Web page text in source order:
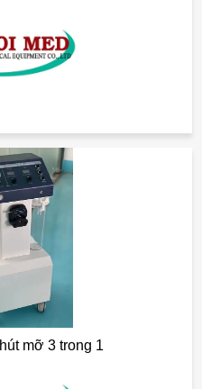
mỡ 3 trong 1